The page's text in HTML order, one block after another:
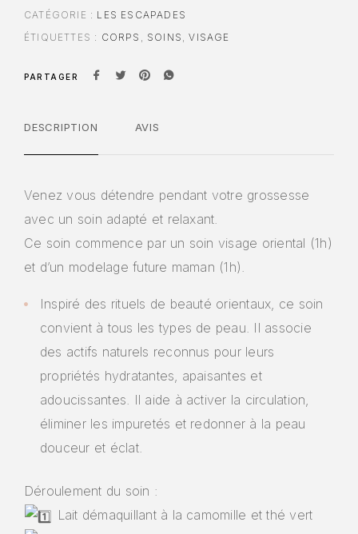
CATÉGORIE : LES ESCAPADES
ÉTIQUETTES : CORPS , SOINS ,VISAGE
PARTAGER
DESCRIPTION AVIS
Venez vous détendre pendant votre grossesse
avec un soin adapté et relaxant.
Ce soin commence par un soin visage oriental (1h)
et d’un modelage future maman (1h).
Inspiré des rituels de beauté orientaux, ce soin
convient à tous les types de peau. Il associe
des actifs naturels reconnus pour leurs
propriétés hydratantes, apaisantes et
adoucissantes. Il aide à activer la circulation,
éliminer les impuretés et redonner à la peau
douceur et éclat.
Déroulement du soin :
Lait démaquillant à la camomille et thé vert